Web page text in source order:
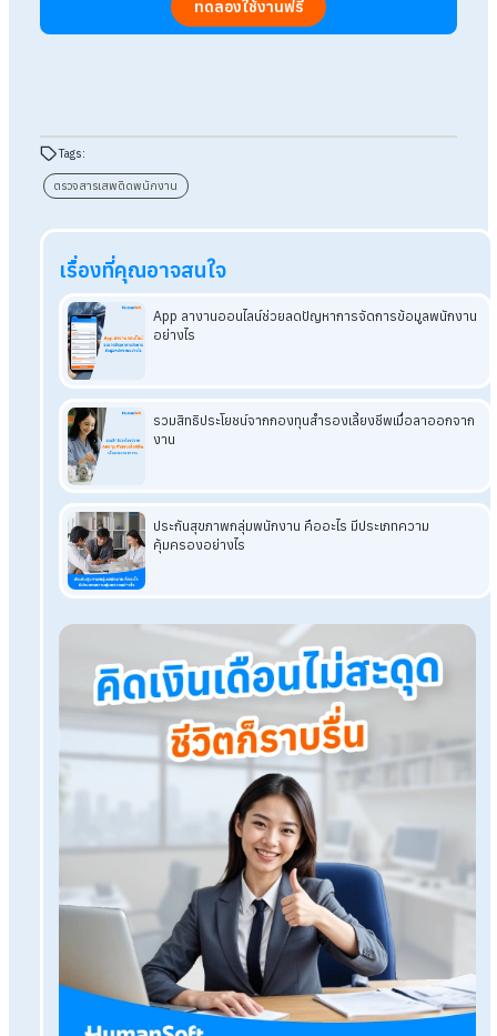
นายจ้างมีสิทธิ์ในการพิจารณาเลิกจ้างได้
การตรวจสารเสพติดพนักงานช่วยเพิ่มความปลอดภัยในสถานที่
ทำงาน โดยเฉพาะในงานที่ต้องการความระมัดระวังสูง เช่น การขับ
ยินยอมจากพนักงานก่อน เนื่องจากรัฐธรรมนูญไทยรับรองสิทธิแ
เสรีภาพในร่างกาย หากพนักงานปฏิเสธการตรวจสารเสพติด
นายจ้างไม่สามารถบังคับได้ อย่างไรก็ตาม หากบริษัทมีนโยบายชัด
ที่ระบุห้ามยุ่งเกี่ยวกับสารเสพติด และพนักงานฝ่าฝืน นายจ้างอาจเ
จ้างได้ตามระเบียบ
ทดลองใช้ฟรี 30 วัน
บริการขึ้นระบบ ฟรี
ทดลองใช้งานฟรี
ตรวจสารเสพติดพนักงาน
เรื่องที่คุณอาจสนใจ
App ลางานออนไลน์ช่วยลดปัญหาการจัดการข้อมูล
อย่างไร